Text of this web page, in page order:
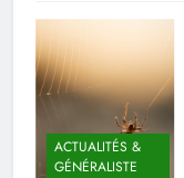
ACTUALITÉS &
GÉNÉRALISTE